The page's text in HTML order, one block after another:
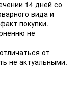
14 дней со
вида и
покупки.
не
от
не актуальными.